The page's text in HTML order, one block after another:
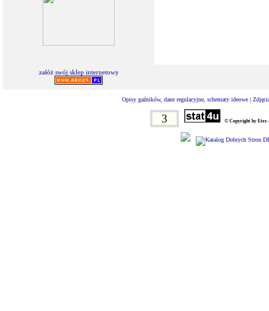
załóż swój sklep internetowy
Opisy gaźników, dane regulacyjne, schematy ideowe |
3 © Copyright by